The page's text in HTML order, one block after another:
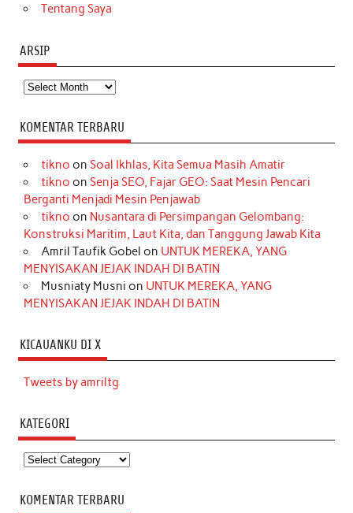
Tentang Saya
ARSIP
Arsip
KOMENTAR TERBARU
tikno on Soal Ikhlas, Kita Semua Masih Amatir
tikno on Senja SEO, Fajar GEO: Saat Mesin Pencari
Berganti Menjadi Mesin Penjawab
tikno on Nusantara di Persimpangan Gelombang:
Konstruksi Maritim, Laut Kita, dan Tanggung Jawab Kita
Amril Taufik Gobel on UNTUK MEREKA, YANG
MENYISAKAN JEJAK INDAH DI BATIN
Musniaty Musni on UNTUK MEREKA, YANG
MENYISAKAN JEJAK INDAH DI BATIN
KICAUANKU DI X
Tweets by amriltg
KATEGORI
Kategori
KOMENTAR TERBARU